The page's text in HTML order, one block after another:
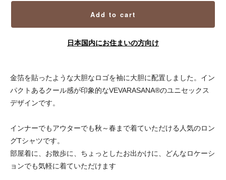
Add to cart
日本国内にお住まいの方向け
金箔を貼ったような大胆なロゴを袖に大胆に配置しました。イン
パクトあるクール感が印象的なVEVARASANA®のユニセックス
デザインです。
インナーでもアウターでも秋～春まで着ていただける人気のロン
グTシャツです。
部屋着に、お散歩に、ちょっとしたお出かけに、どんなロケーシ
ョンでも気軽に着ていただけます